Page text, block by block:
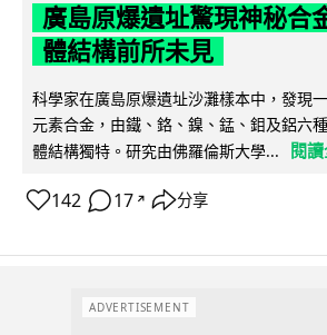
廣島原爆遺址驚現神秘合
體結構前所未見
科學家在廣島原爆遺址沙灘樣本中，發現
元素合金，由鐵、鉻、鎳、錳、鉬及鋁六
體結構獨特。研究由佛羅倫斯大學...
閱
142 17 ↗ 分享
ADVERTISEMENT